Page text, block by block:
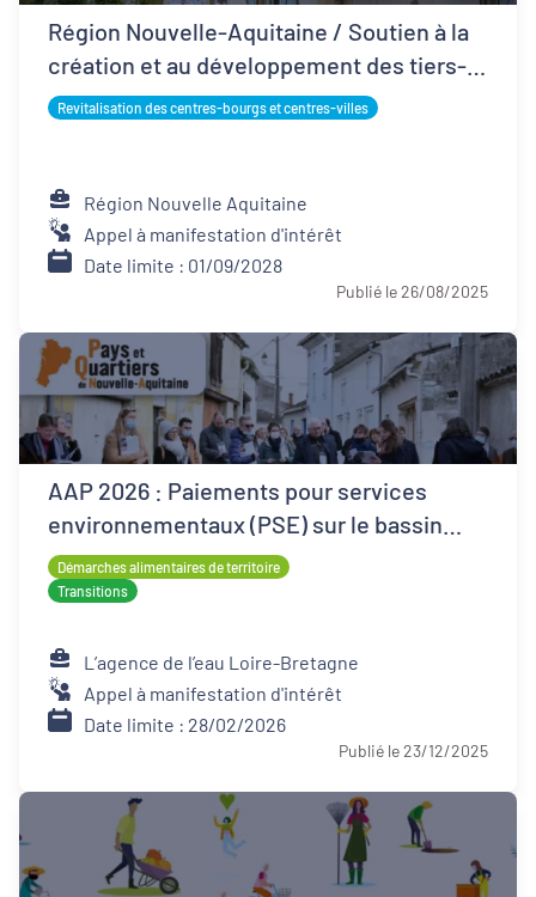
Région Nouvelle-Aquitaine / Soutien à la
création et au développement des tiers-
lieux
Revitalisation des centres-bourgs et centres-villes
Région Nouvelle Aquitaine
Appel à manifestation d'intérêt
Date limite : 01/09/2028
Publié le 26/08/2025
AAP 2026 : Paiements pour services
environnementaux (PSE) sur le bassin
Loire-Bretagne
Démarches alimentaires de territoire
Transitions
L’agence de l’eau Loire-Bretagne
Appel à manifestation d'intérêt
Date limite : 28/02/2026
Publié le 23/12/2025